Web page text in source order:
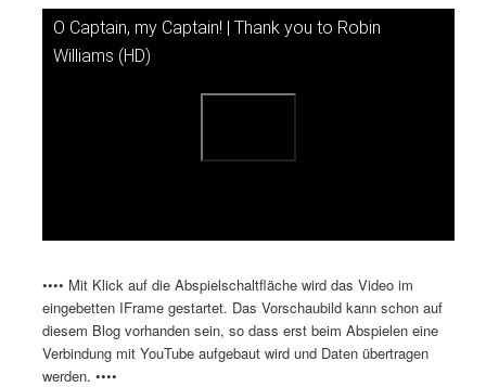
öffnen>
O Captain, my Captain! | Thank you to Robin
Williams (HD)
Dieses Video auf YouTube ansehen
•••• Mit Klick auf die Abspielschaltfläche wird das Video im
eingebetten IFrame gestartet. Das Vorschaubild kann schon auf
diesem Blog vorhanden sein, so dass erst beim Abspielen eine
Verbindung mit YouTube aufgebaut wird und Daten übertragen
werden. ••••